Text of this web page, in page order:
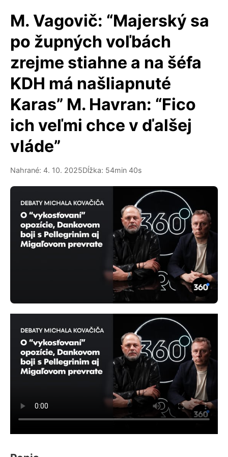
M. Vagovič: “Majerský sa
po župných voľbách
zrejme stiahne a na šéfa
KDH má našliapnuté
Karas” M. Havran: “Fico
ich veľmi chce v ďalšej
vláde”
Nahrané: 4. 10. 2025Dĺžka: 54min 40s